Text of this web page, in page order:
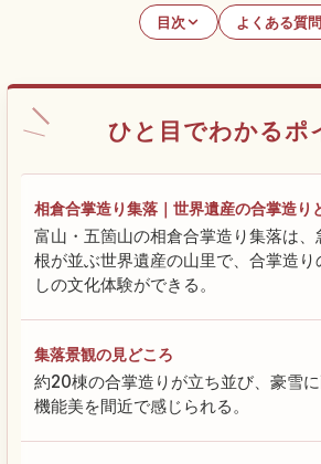
目次 よくある質問
ひと目でわかるポ
相倉合掌造り集落｜世界遺産の合掌造り
富山・五箇山の相倉合掌造り集落は
根が並ぶ世界遺産の山里で、合掌造り
しの文化体験ができる。
集落景観の見どころ
約20棟の合掌造りが立ち並び、豪雪
機能美を間近で感じられる。